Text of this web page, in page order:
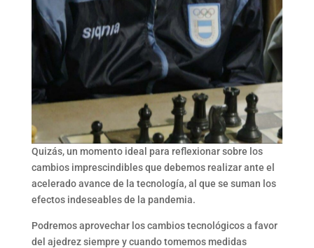
Quizás, un momento ideal para reflexionar sobre los
cambios imprescindibles que debemos realizar ante el
acelerado avance de la tecnología, al que se suman los
efectos indeseables de la pandemia.
Podremos aprovechar los cambios tecnológicos a favor
del ajedrez siempre y cuando tomemos medidas